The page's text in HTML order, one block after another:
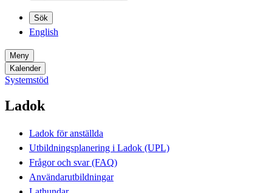
Sök
English
Meny
Kalender
Systemstöd
Ladok
Ladok för anställda
Utbildningsplanering i Ladok (UPL)
Frågor och svar (FAQ)
Användarutbildningar